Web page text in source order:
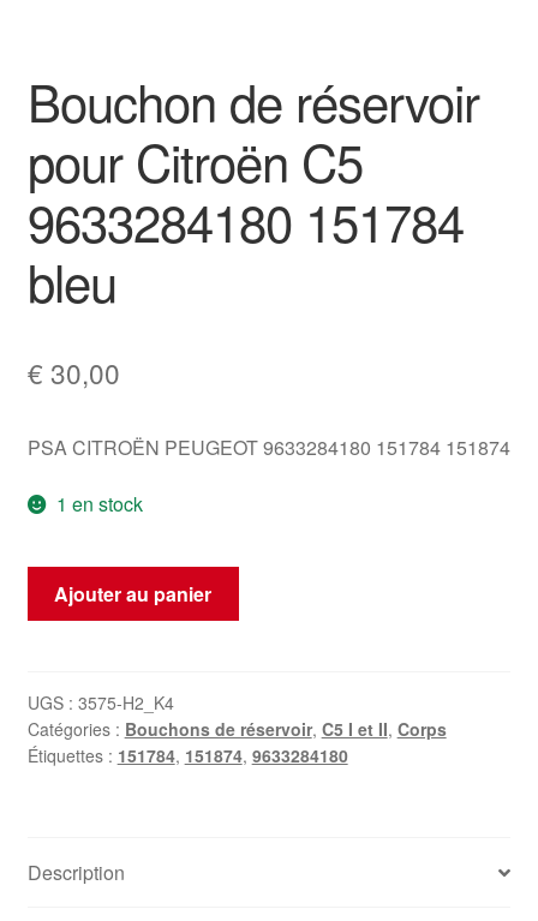
Bouchon de réservoir
pour Citroën C5
9633284180 151784
bleu
€ 30,00
PSA CITROËN PEUGEOT 9633284180 151784 151874
1 en stock
quantité
réservoir
pour
Citroën
bleu
Ajouter au panier
UGS : 3575-H2_K4
Catégories : Bouchons de réservoir, C5 I et II, Corps
Étiquettes : 151784, 151874, 9633284180
Description